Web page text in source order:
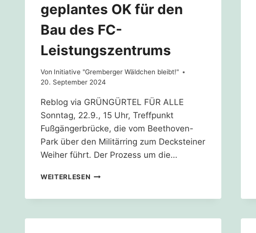
geplantes OK für den
Bau des FC-
Leistungszentrums
Von Initiative "Gremberger Wäldchen bleibt!"
20. September 2024
Reblog via GRÜNGÜRTEL FÜR ALLE
Sonntag, 22.9., 15 Uhr, Treffpunkt
Fußgängerbrücke, die vom Beethoven-
Park über den Militärring zum Decksteiner
Weiher führt. Der Prozess um die…
WEITERLESEN PROTEST